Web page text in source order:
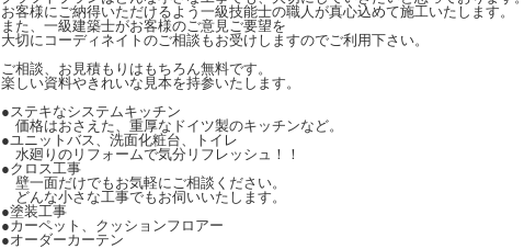
お客様にご納得いただけるよう一級技能士の職人が真心込めて施工いたします。
また、一級建築士がお客様のご意見ご要望を
大切にコーディネイトのご相談もお受けしますのでご利用下さい。
ご相談、お見積もりはもちろん無料です。
楽しい資料やきれいな見本を持参いたします。
●ステキなシステムキッチン
価格はおさえた、重厚なドイツ製のキッチンなど。
●ユニットバス、洗面化粧台、トイレ
水廻りのリフォームで気分リフレッシュ！！
●クロス工事
壁一面だけでもお気軽にご相談ください。
どんな小さな工事でもお伺いいたします。
●塗装工事
●カーペット、クッションフロアー
●オーダーカーテン